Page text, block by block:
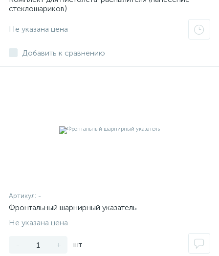
стеклошариков)
Не указана цена
Добавить к сравнению
Артикул: -
Фронтальный шарнирный указатель
Не указана цена
- + шт